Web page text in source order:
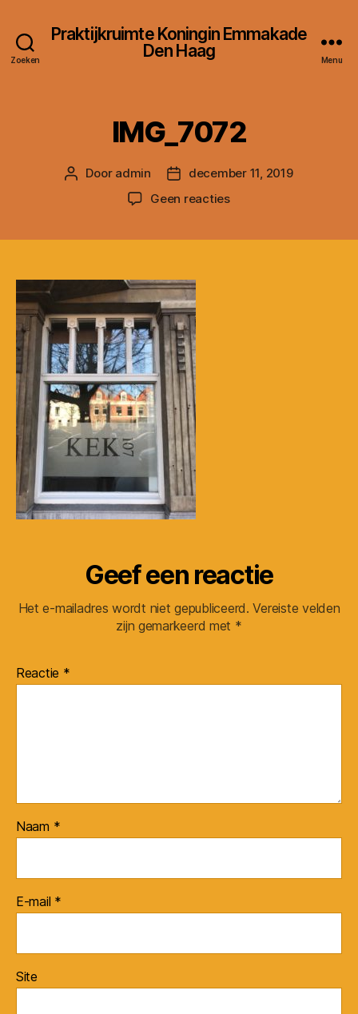
Zoeken
Praktijkruimte Koningin Emmakade
Den Haag
Menu
IMG_7072
Berichtauteur
Door admin Berichtdatum
december 11, 2019
Geen reactiesop
Geef een reactie
Het e-mailadres wordt niet gepubliceerd. Vereiste velden
zijn gemarkeerd met *
Reactie *
Naam *
E-mail *
Site